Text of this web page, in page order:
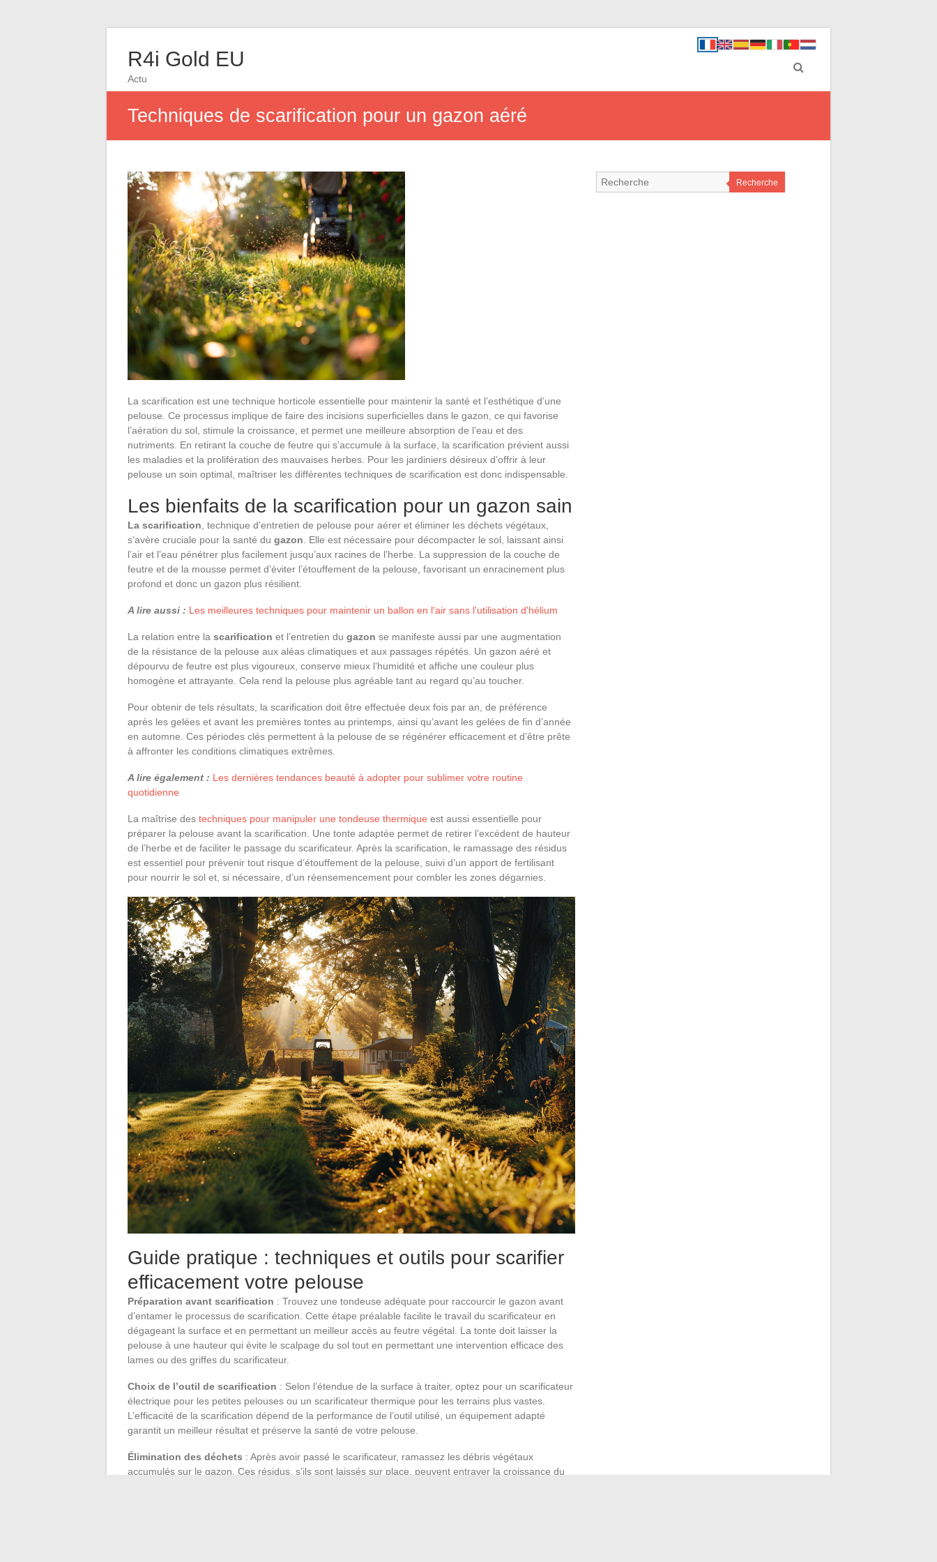
R4i Gold EU
Actu
Techniques de scarification pour un gazon aéré
La scarification est une technique horticole essentielle pour maintenir la santé et l’esthétique d’une
pelouse. Ce processus implique de faire des incisions superficielles dans le gazon, ce qui favorise
l’aération du sol, stimule la croissance, et permet une meilleure absorption de l’eau et des
nutriments. En retirant la couche de feutre qui s’accumule à la surface, la scarification prévient aussi
les maladies et la prolifération des mauvaises herbes. Pour les jardiniers désireux d’offrir à leur
pelouse un soin optimal, maîtriser les différentes techniques de scarification est donc indispensable.
Les bienfaits de la scarification pour un gazon sain
La scarification , technique d’entretien de pelouse pour aérer et éliminer les déchets végétaux,
s’avère cruciale pour la santé du gazon . Elle est nécessaire pour décompacter le sol, laissant ainsi
l’air et l’eau pénétrer plus facilement jusqu’aux racines de l’herbe. La suppression de la couche de
feutre et de la mousse permet d’éviter l’étouffement de la pelouse, favorisant un enracinement plus
profond et donc un gazon plus résilient.
A lire aussi : Les meilleures techniques pour maintenir un ballon en l'air sans l'utilisation d'hélium
La relation entre la scarification et l’entretien du gazon se manifeste aussi par une augmentation
de la résistance de la pelouse aux aléas climatiques et aux passages répétés. Un gazon aéré et
dépourvu de feutre est plus vigoureux, conserve mieux l’humidité et affiche une couleur plus
homogène et attrayante. Cela rend la pelouse plus agréable tant au regard qu’au toucher.
Pour obtenir de tels résultats, la scarification doit être effectuée deux fois par an, de préférence
après les gelées et avant les premières tontes au printemps, ainsi qu’avant les gelées de fin d’année
en automne. Ces périodes clés permettent à la pelouse de se régénérer efficacement et d’être prête
à affronter les conditions climatiques extrêmes.
A lire également : Les dernières tendances beauté à adopter pour sublimer votre routine
quotidienne
La maîtrise des techniques pour manipuler une tondeuse thermique est aussi essentielle pour
préparer la pelouse avant la scarification. Une tonte adaptée permet de retirer l’excédent de hauteur
de l’herbe et de faciliter le passage du scarificateur. Après la scarification, le ramassage des résidus
est essentiel pour prévenir tout risque d’étouffement de la pelouse, suivi d’un apport de fertilisant
pour nourrir le sol et, si nécessaire, d’un réensemencement pour combler les zones dégarnies.
Guide pratique : techniques et outils pour scarifier
efficacement votre pelouse
Préparation avant scarification : Trouvez une tondeuse adéquate pour raccourcir le gazon avant
d’entamer le processus de scarification. Cette étape préalable facilite le travail du scarificateur en
dégageant la surface et en permettant un meilleur accès au feutre végétal. La tonte doit laisser la
pelouse à une hauteur qui évite le scalpage du sol tout en permettant une intervention efficace des
lames ou des griffes du scarificateur.
Choix de l’outil de scarification : Selon l’étendue de la surface à traiter, optez pour un scarificateur
électrique pour les petites pelouses ou un scarificateur thermique pour les terrains plus vastes.
L’efficacité de la scarification dépend de la performance de l’outil utilisé, un équipement adapté
garantit un meilleur résultat et préserve la santé de votre pelouse.
Élimination des déchets : Après avoir passé le scarificateur, ramassez les débris végétaux
accumulés sur le gazon. Ces résidus, s’ils sont laissés sur place, peuvent entraver la croissance du
Recherche